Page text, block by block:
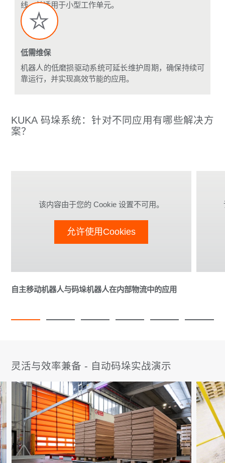
线，并适用于小型工作单元。
低需维保
机器人的低磨损驱动系统可延长维护周期，确保持续可
靠运行，并实现高效节能的应用。
KUKA 码垛系统：针对不同应用有哪些解决方
案？
该内容由于您的 Cookie 设置不可用。
允许使用Cookies
自主移动机器人与码垛机器人在内部物流中的应用
灵活与效率兼备 - 自动码垛实战演示